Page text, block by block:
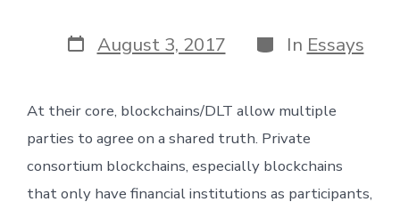
Post
date
August 3, 2017 Categories
In Essays
At their core, blockchains/DLT allow multiple
parties to agree on a shared truth. Private
consortium blockchains, especially blockchains
that only have financial institutions as participants,